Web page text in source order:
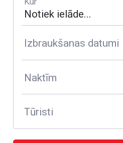
Izbraukšanas datumi
Naktīm
Tūristi